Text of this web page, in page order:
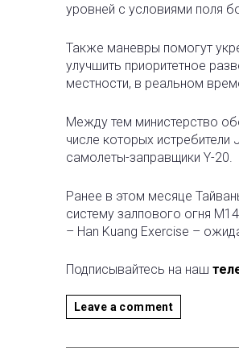
уровней с условиями поля
Также маневры помогут
улучшить приоритетное
местности, в реальном
Между тем министерство
числе которых
самолеты-заправщики Y-20.
Ранее в этом месяце
систему залпового огня
– Han Kuang Exercise –
Подписывайтесь на наш
Leave a comment